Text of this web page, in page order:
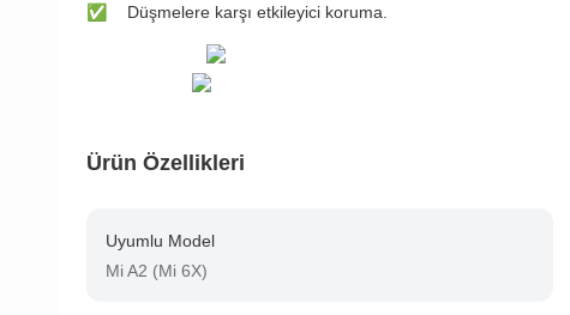
✅ Düşmelere karşı etkileyici koruma.
Ürün Özellikleri
Uyumlu Model
Mi A2 (Mi 6X)